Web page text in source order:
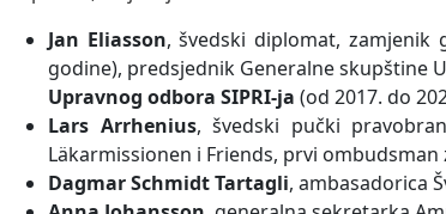
Jan Eliasson, švedski diplomat, zamjenik
godine), predsjednik Generalne skupštine
Upravnog odbora SIPRI-ja (od 2017. do
Lars Arrhenius, švedski pučki
Läkarmissionen i Friends, prvi ombudsman
Dagmar Schmidt Tartagli, ambasadorica